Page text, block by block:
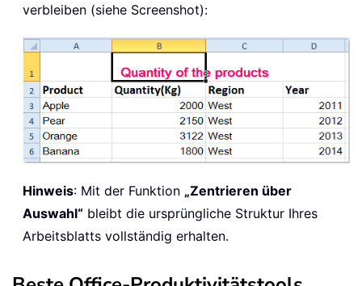
verbleiben (siehe Screenshot):
Hinweis: Mit der Funktion „Zentrieren über
Auswahl“ bleibt die ursprüngliche Struktur Ihres
Arbeitsblatts vollständig erhalten.